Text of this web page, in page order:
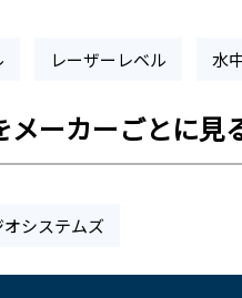
レーザーレベル 水
メーカーごとに見
オシステムズ